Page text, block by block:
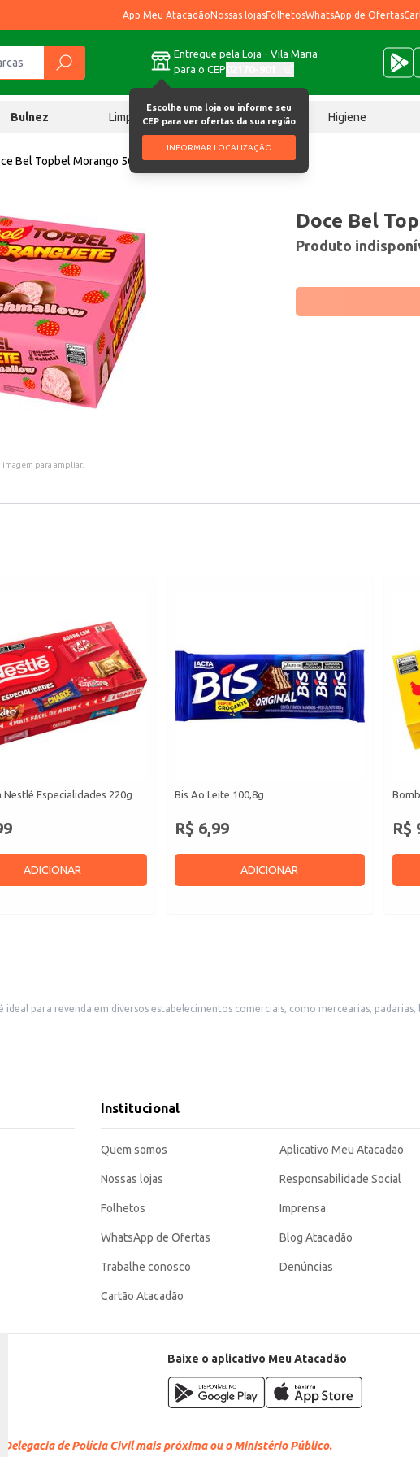
App Meu AtacadãoNossas lojasFolhetosWhatsApp de Ofertas
Entregue pela Loja - Vila Maria
para o CEP
Escolha uma loja ou informe seu
CEP para ver ofertas da sua região
INFORMAR LOCALIZAÇÃO
Bulnez Limpeza Chocolates Higiene
Bel Topbel Morango 50 un
imagem para ampliar.
Doce Bel
Produto
Nestlé Especialidades 220g
ADICIONAR
Bis Ao Leite 100,8g
R$ 6,99
ADICIONAR
R$
para revenda em diversos estabelecimentos comerciais, como mercearias,
porções individuais, garantindo uma opção saborosa e conveniente para seus
Institucional
Quem somos
Nossas lojas
Folhetos
WhatsApp de Ofertas
Trabalhe conosco
Cartão Atacadão
Aplicativo Meu Atacadão
Responsabilidade Social
Imprensa
Blog Atacadão
Denúncias
Baixe o aplicativo Meu Atacadão
Delegacia de Polícia Civil mais próxima ou o Ministério Público.